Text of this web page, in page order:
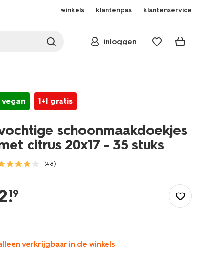
winkels klantenpas klantenservice
inloggen
vegan 1+1 gratis
schoonmaakdoekjes
citrus 20x17 - 35 stuks
(48)
.
19
verkrijgbaar in de winkels